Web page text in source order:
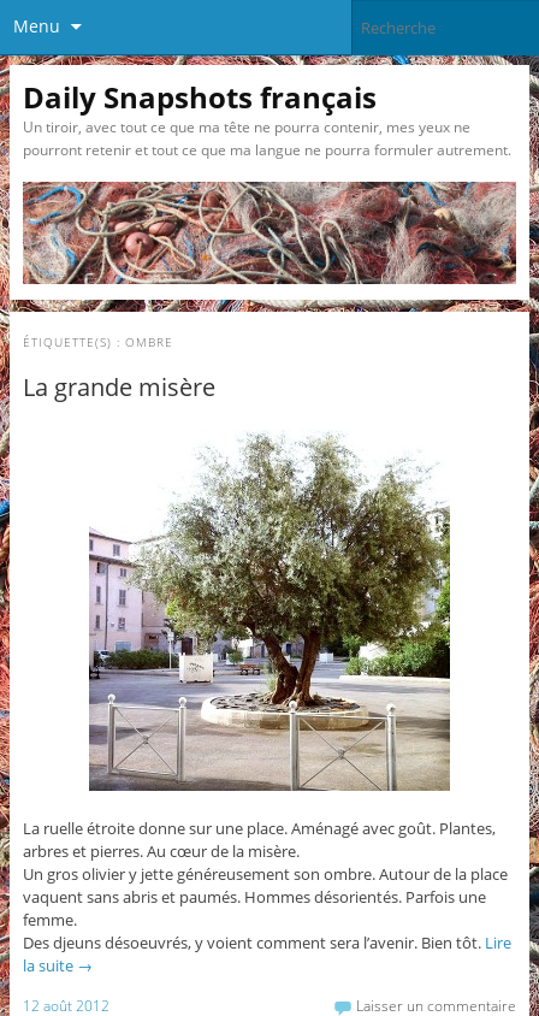
Menu
Daily Snapshots français
Un tiroir, avec tout ce que ma tête ne pourra contenir, mes yeux ne
pourront retenir et tout ce que ma langue ne pourra formuler autrement.
ÉTIQUETTE(S) : OMBRE
La grande misère
La ruelle étroite donne sur une place. Aménagé avec goût. Plantes,
arbres et pierres. Au cœur de la misère.
Un gros olivier y jette généreusement son ombre. Autour de la place
vaquent sans abris et paumés. Hommes désorientés. Parfois une
femme.
Des djeuns désoeuvrés, y voient comment sera l’avenir. Bien tôt. Lire
la suite →
12 août 2012 Laisser un commentaire